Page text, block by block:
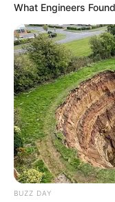
What Engineers
BUZZ DAY